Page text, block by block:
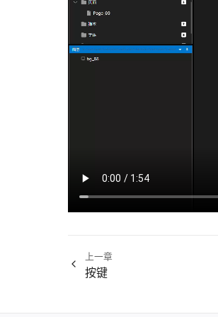
上一章
按键